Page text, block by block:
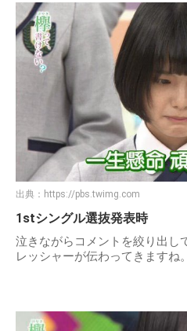
出典： https://pbs.twimg.com
1stシングル選抜発表時
泣きながらコメントを絞り出し
レッシャーが伝わってきますね。